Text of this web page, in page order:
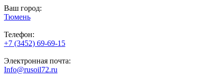
Ваш город:
Тюмень
Телефон:
+7 (3452) 69-69-15
Электронная почта:
Info@rusoil72.ru